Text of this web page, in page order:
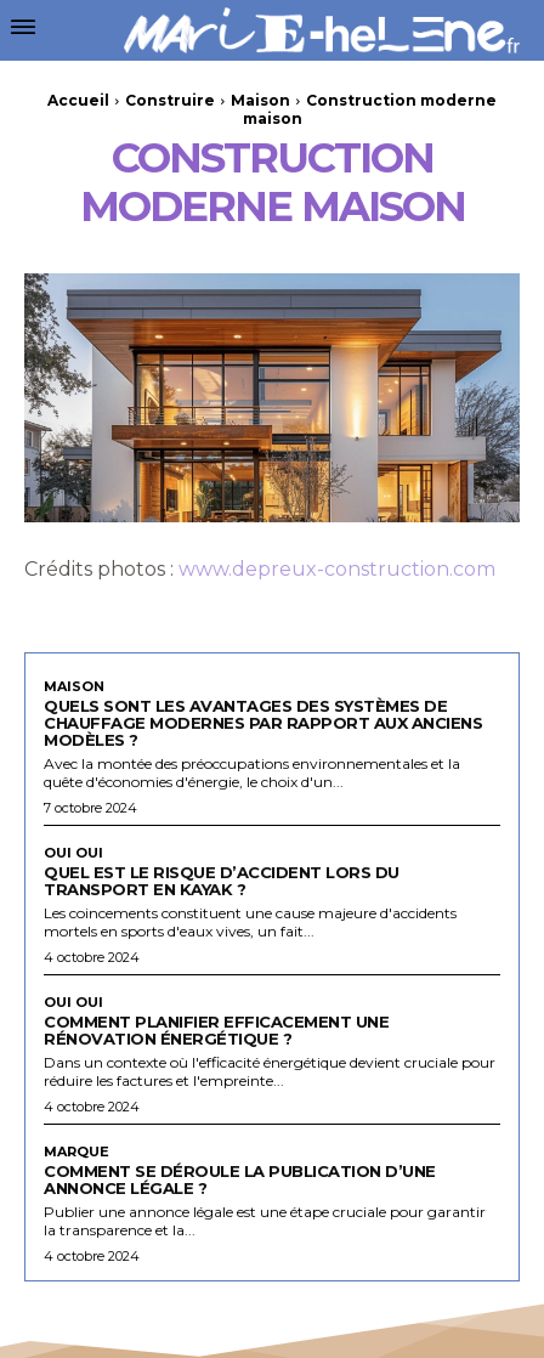
Accueil Construire Maison
Construction moderne
maison
CONSTRUCTION
MODERNE MAISON
Crédits photos : www.depreux-construction.com
MAISON
QUELS SONT LES AVANTAGES DES SYSTÈMES DE
CHAUFFAGE MODERNES PAR RAPPORT AUX ANCIENS
MODÈLES ?
Avec la montée des préoccupations environnementales et la
quête d'économies d'énergie, le choix d'un...
7 octobre 2024
OUI OUI
QUEL EST LE RISQUE D’ACCIDENT LORS DU
TRANSPORT EN KAYAK ?
Les coincements constituent une cause majeure d'accidents
mortels en sports d'eaux vives, un fait...
4 octobre 2024
OUI OUI
COMMENT PLANIFIER EFFICACEMENT UNE
RÉNOVATION ÉNERGÉTIQUE ?
Dans un contexte où l'efficacité énergétique devient cruciale pour
réduire les factures et l'empreinte...
4 octobre 2024
MARQUE
COMMENT SE DÉROULE LA PUBLICATION D’UNE
ANNONCE LÉGALE ?
Publier une annonce légale est une étape cruciale pour garantir
la transparence et la...
4 octobre 2024